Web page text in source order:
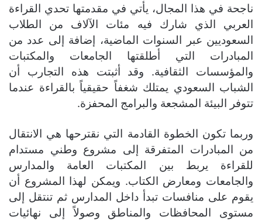
ناجحة في هذا المجال، يأتي في مقدمتها تحدي القراءة
العربي الذي شارك فيه مئات الآلاف من الطلاب
السعوديين عبر السنوات الماضية، إضافة إلى عدد من
المبادرات التي أطلقتها الجامعات والمكتبات
والمؤسسات الثقافية. وقد أثبتت هذه التجارب أن
الشباب السعودي يمتلك شغفاً حقيقياً بالقراءة عندما
تتوفر البيئة المشجعة والبرامج المحفزة.
وربما تكون الخطوة القادمة التي نقترحها هي الانتقال
من المبادرات المتفرقة إلى مشروع وطني مستدام
للقراءة يربط بين المكتبات العامة والمدارس
والجامعات ومعارض الكتاب. ويمكن لهذا المشروع أن
يقوم على منافسات تبدأ داخل المدارس ثم تنتقل إلى
مستوى المحافظات والمناطق وصولاً إلى نهائيات